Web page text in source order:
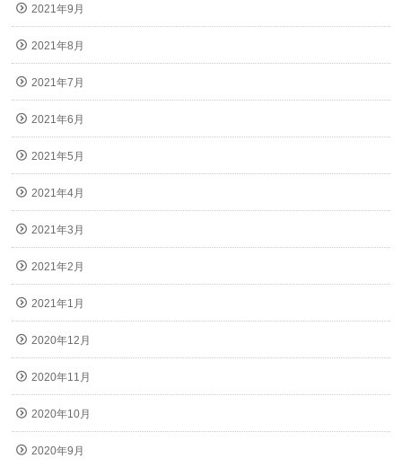
2021年9月
2021年8月
2021年7月
2021年6月
2021年5月
2021年4月
2021年3月
2021年2月
2021年1月
2020年12月
2020年11月
2020年10月
2020年9月